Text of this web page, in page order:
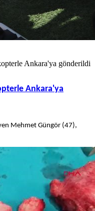
Ankara'ya gönderildi
Ankara'ya
Mehmet Güngör (47),